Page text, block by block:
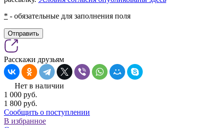
* - обязательные для заполнения поля
Отправить
Расскажи друзьям
Нет в наличии
1 000 pуб.
1 800 pуб.
Сообщить о поступлении
В избранное